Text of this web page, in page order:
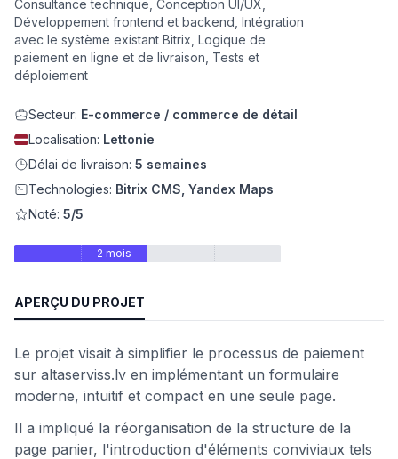
Consultance technique, Conception UI/UX,
Développement frontend et backend, Intégration
avec le système existant Bitrix, Logique de
paiement en ligne et de livraison, Tests et
déploiement
Secteur: E-commerce / commerce de détail
Localisation: Lettonie
Délai de livraison: 5 semaines
Technologies: Bitrix CMS, Yandex Maps
Noté: 5/5
2 mois
APERÇU DU PROJET
Le projet visait à simplifier le processus de paiement
sur altaserviss.lv en implémentant un formulaire
moderne, intuitif et compact en une seule page.
Il a impliqué la réorganisation de la structure de la
page panier, l'introduction d'éléments conviviaux tels